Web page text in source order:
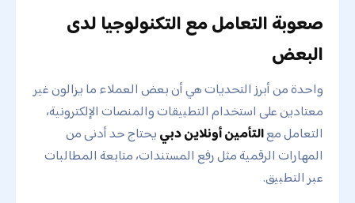
صعوبة التعامل مع التكنولوجيا لدى
البعض
واحدة من أبرز التحديات هي أن بعض العملاء ما يزالون غير
معتادين على استخدام التطبيقات والمنصات الإلكترونية،
التعامل معالتأمين أونلاين دبييحتاج حد أدنى من
المهارات الرقمية مثل رفع المستندات، متابعة المطالبات
عبر التطبيق.